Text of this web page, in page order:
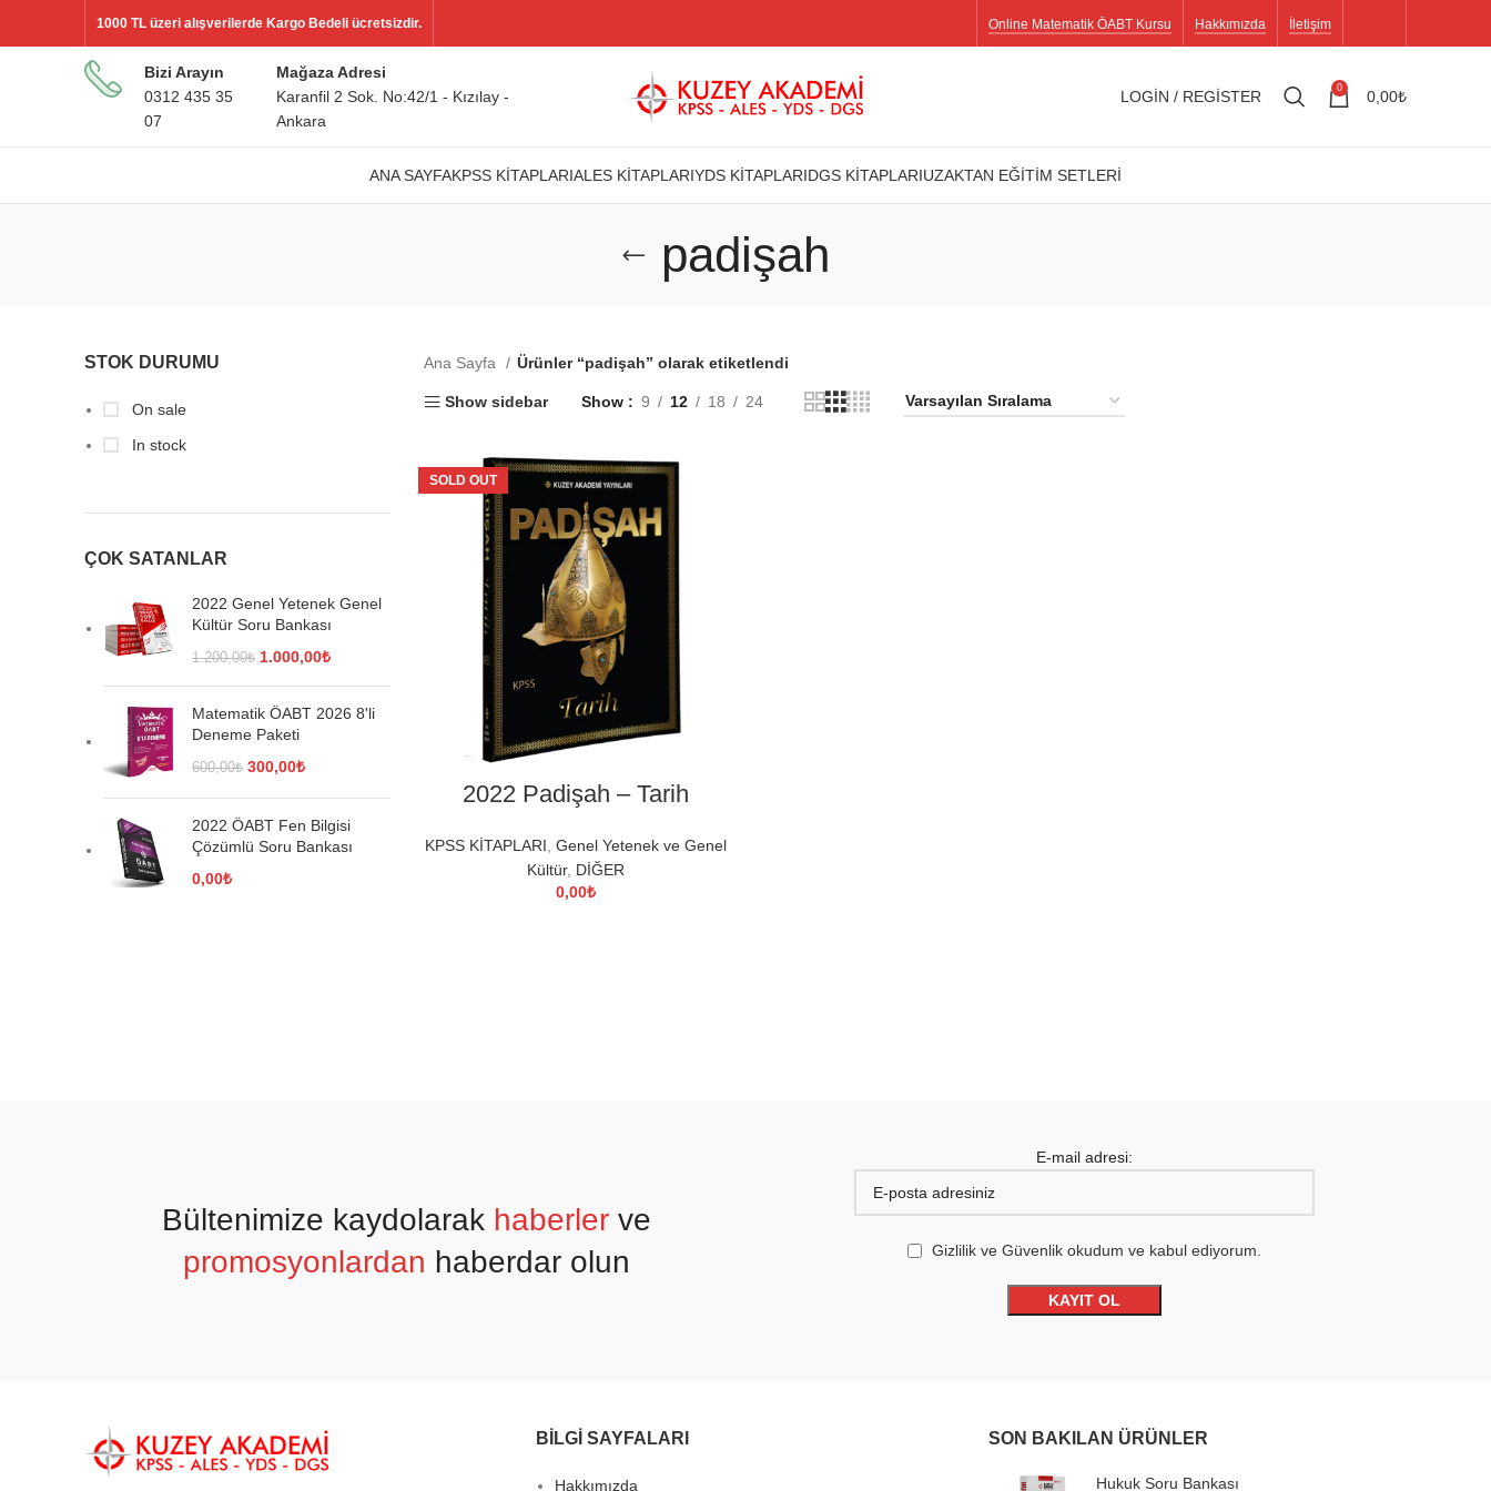
1000 TL üzeri alışverilerde Kargo Bedeli ücretsizdir. Online Matematik ÖABT Kursu Hakkımızda İletişim
Bizi Arayın
0312 435 35
07
Mağaza Adresi
Karanfil 2 Sok. No:42/1 - Kızılay -
Ankara
LOGIN / REGISTER 0 0,00₺
ANA SAYFAKPSS KİTAPLARIALES KİTAPLARIYDS KİTAPLARIDGS KİTAPLARIUZAKTAN EĞİTİM SETLERİ
padişah
STOK DURUMU
On sale
In stock
ÇOK SATANLAR
2022 Genel Yetenek Genel
Kültür Soru Bankası
1.200,00₺ Orijinal
1.200,00₺.
1.000,00₺Şu
fiyat:
Matematik ÖABT 2026 8'li
Deneme Paketi
600,00₺ Orijinal
300,00₺Şu
300,00₺.
2022 ÖABT Fen Bilgisi
Çözümlü Soru Bankası
0,00₺
Ana Sayfa Ürünler “padişah” olarak etiketlendi
Show sidebar Show 9 12 18 24
SOLD OUT
2022 Padişah – Tarih
KPSS KİTAPLARI,Genel Yetenek ve Genel
Kültür, DİĞER
0,00₺
Bültenimize kaydolarak haberler ve
promosyonlardan haberdar olun
E-mail adresi:
Gizlilik ve Güvenlik okudum ve kabul ediyorum.
BİLGİ SAYFALARI
Hakkımızda
SON BAKILAN ÜRÜNLER
Hukuk Soru Bankası